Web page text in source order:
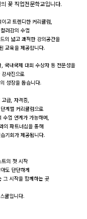
꽃 직업전문학교입니다.
고 트렌디한 커리큘럼,
러감의 수업
의 넓고 쾌적한 강의공간을
교육을 제공합니다.
국내국제 대회 수상자 등 전문성을
강사진으로
성장을 돕습니다.
급, 자격증,
계별 커리큘럼으로
수업 연계가 가능하며,
의 파트너십을 통해
기회가 제공됩니다.
트의 첫 시작
도 단단하게
그 시작을 함께하는 곳
쿨입니다.